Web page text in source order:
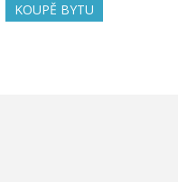
KOUPĚ BYTU